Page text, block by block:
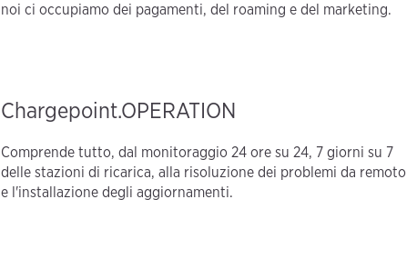
noi ci occupiamo dei pagamenti, del roaming e del marketing.
Chargepoint.OPERATION
Comprende tutto, dal monitoraggio 24 ore su 24, 7 giorni su 7
delle stazioni di ricarica, alla risoluzione dei problemi da remoto
e l'installazione degli aggiornamenti.